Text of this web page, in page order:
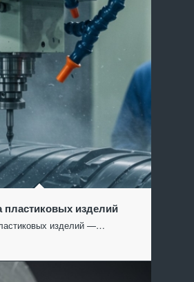
пластиковых изделий
изделий —…